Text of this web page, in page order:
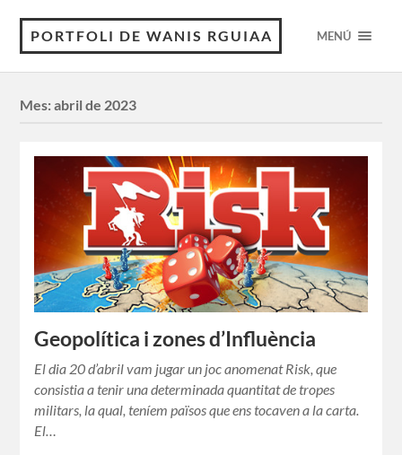
PORTFOLI DE WANIS RGUIAA MENÚ
Mes:abril de 2023
Geopolítica i zones d’Influència
El dia 20 d’abril vam jugar un joc anomenat Risk, que
consistia a tenir una determinada quantitat de tropes
militars, la qual, teníem països que ens tocaven a la carta.
El…